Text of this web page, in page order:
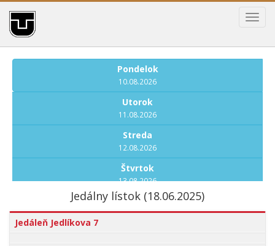
Pondelok
10.08.2026
Utorok
11.08.2026
Streda
12.08.2026
Štvrtok
13.08.2026
Piatok
14.08.2026
Pondelok
Jedálny lístok (18.06.2025)
Jedáleň Jedlíkova 7